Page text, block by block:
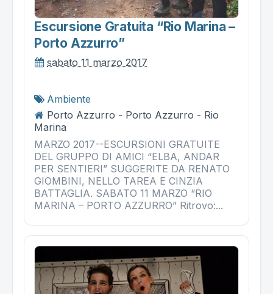
Escursione Gratuita “rio Marina –
Porto Azzurro”
sabato 11 marzo 2017
Ambiente
Porto Azzurro - Porto Azzurro - Rio
Marina
MARZO 2017--ESCURSIONI GRATUITE
DEL GRUPPO DI AMICI “ELBA, ANDAR
PER SENTIERI” SUGGERITE DA RENATO
GIOMBINI, NELLO TAREA E CINZIA
BATTAGLIA. SABATO 11 MARZO “RIO
MARINA – PORTO AZZURRO” Ritrovo:...